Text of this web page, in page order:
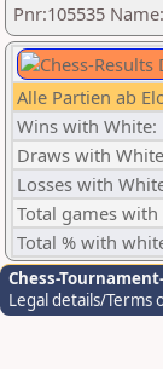
Pnr:105535
Alle Partien ab
Wins with White:
Draws with
Losses with
Total games with
Total % with
Chess-
Legal details/Terms